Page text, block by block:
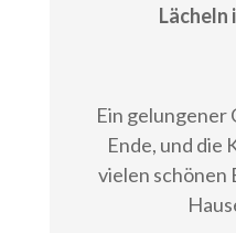
Lächeln
Ein gelungener
Ende, und die
vielen schönen